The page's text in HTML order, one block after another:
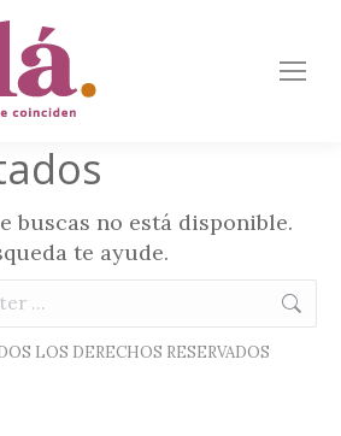
buscas no está disponible.
te ayude.
LOS DERECHOS RESERVADOS